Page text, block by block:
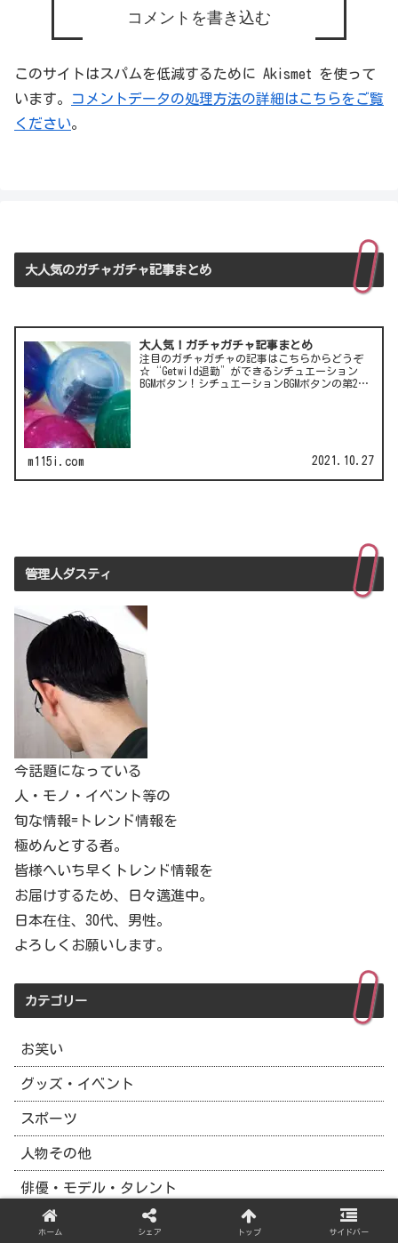
コメントを書き込む
このサイトはスパムを低減するために Akismet を使って
います。
コメントデータの処理方法の詳細はこちらをご覧
ください。
大人気のガチャガチャ記事まとめ
大人気！ガチャガチャ記事まとめ
注目のガチャガチャの記事はこちらからどうぞ
☆“Getwild退勤”ができるシチュエーション
BGMボタン！シチュエーションBGMボタンの第2
m115i.com 2021.10.27
管理人ダスティ
今話題になっている
人・モノ・イベント等の
旬な情報=トレンド情報を
極めんとする者。
皆様へいち早くトレンド情報を
お届けするため、日々邁進中。
日本在住、30代、男性。
よろしくお願いします。
カテゴリー
お笑い
グッズ・イベント
スポーツ
人物その他
俳優・モデル・タレント
未分類
ホーム シェア トップ サイドバー